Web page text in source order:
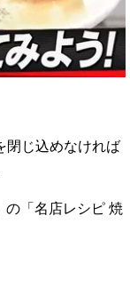
閉じ込めなければ
の「名店レシピ 焼